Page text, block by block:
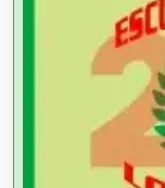
Alta
Aluminio